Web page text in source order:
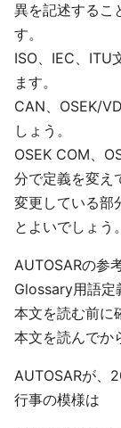
異を記述するこ
す。
ISO、IEC、ITU
ます。
CAN、OSEK/
しょう。
OSEK COM、
分で定義を変え
変更している部
とよいでしょ
AUTOSARの参
Glossary用語定
本文を読む前に
本文を読んでか
AUTOSARが、
行事の模様は